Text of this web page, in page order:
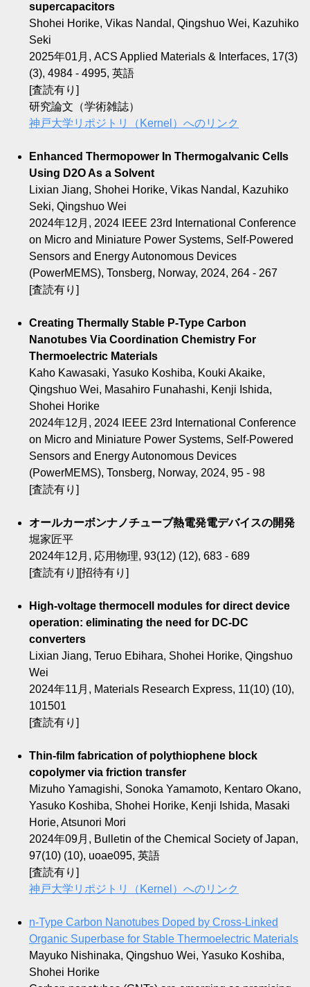
supercapacitors
Shohei Horike, Vikas Nandal, Qingshuo Wei, Kazuhiko
Seki
2025年01月, ACS Applied Materials & Interfaces, 17(3)
(3), 4984 - 4995, 英語
[査読有り]
研究論文（学術雑誌）
神戸大学リポジトリ（Kernel）へのリンク
Enhanced Thermopower In Thermogalvanic Cells
Using D2O As a Solvent
Lixian Jiang, Shohei Horike, Vikas Nandal, Kazuhiko
Seki, Qingshuo Wei
2024年12月, 2024 IEEE 23rd International Conference
on Micro and Miniature Power Systems, Self-Powered
Sensors and Energy Autonomous Devices
(PowerMEMS), Tonsberg, Norway, 2024, 264 - 267
[査読有り]
Creating Thermally Stable P-Type Carbon
Nanotubes Via Coordination Chemistry For
Thermoelectric Materials
Kaho Kawasaki, Yasuko Koshiba, Kouki Akaike,
Qingshuo Wei, Masahiro Funahashi, Kenji Ishida,
Shohei Horike
2024年12月, 2024 IEEE 23rd International Conference
on Micro and Miniature Power Systems, Self-Powered
Sensors and Energy Autonomous Devices
(PowerMEMS), Tonsberg, Norway, 2024, 95 - 98
[査読有り]
オールカーボンナノチューブ熱電発電デバイスの開発
堀家匠平
2024年12月, 応用物理, 93(12) (12), 683 - 689
[査読有り][招待有り]
High-voltage thermocell modules for direct device
operation: eliminating the need for DC-DC
converters
Lixian Jiang, Teruo Ebihara, Shohei Horike, Qingshuo
Wei
2024年11月, Materials Research Express, 11(10) (10),
101501
[査読有り]
Thin-film fabrication of polythiophene block
copolymer via friction transfer
Mizuho Yamagishi, Sonoka Yamamoto, Kentaro Okano,
Yasuko Koshiba, Shohei Horike, Kenji Ishida, Masaki
Horie, Atsunori Mori
2024年09月, Bulletin of the Chemical Society of Japan,
97(10) (10), uoae095, 英語
[査読有り]
神戸大学リポジトリ（Kernel）へのリンク
n-Type Carbon Nanotubes Doped by Cross-Linked
Organic Superbase for Stable Thermoelectric Materials
Mayuko Nishinaka, Qingshuo Wei, Yasuko Koshiba,
Shohei Horike